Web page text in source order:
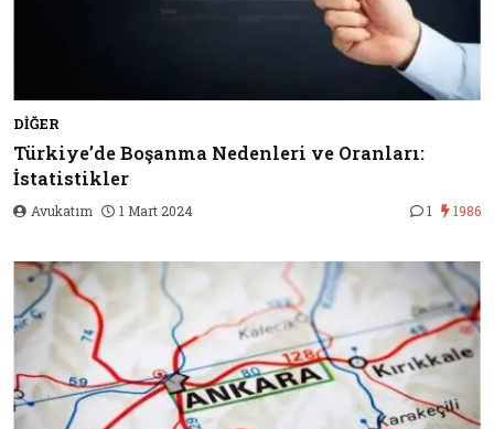
DIĞER
Türkiye’de Boşanma Nedenleri ve Oranları:
İstatistikler
Avukatım 1 Mart 2024 1 1986